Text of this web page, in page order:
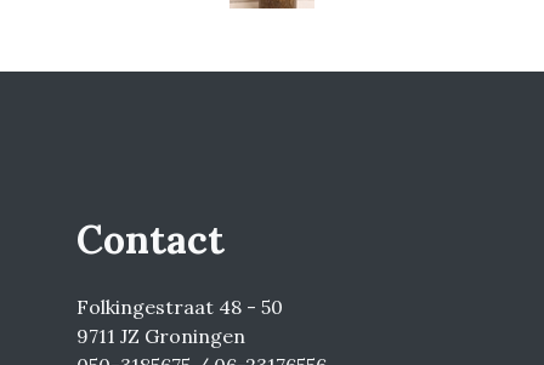
Contact
Folkingestraat 48 - 50
9711 JZ Groningen